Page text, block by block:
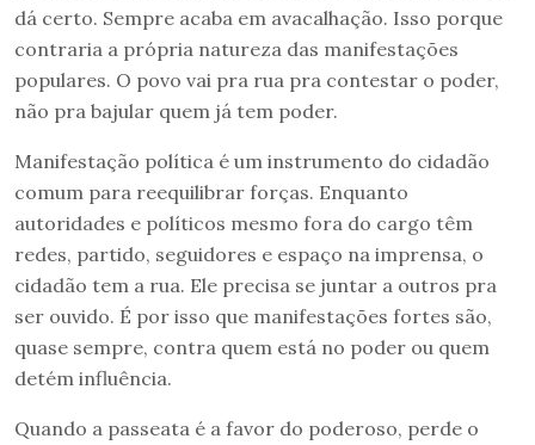
dá certo. Sempre acaba em avacalhação. Isso porque
contraria a própria natureza das manifestações
populares. O povo vai pra rua pra contestar o poder,
não pra bajular quem já tem poder.
Manifestação política é um instrumento do cidadão
comum para reequilibrar forças. Enquanto
autoridades e políticos mesmo fora do cargo têm
redes, partido, seguidores e espaço na imprensa, o
cidadão tem a rua. Ele precisa se juntar a outros pra
ser ouvido. É por isso que manifestações fortes são,
quase sempre, contra quem está no poder ou quem
detém influência.
Quando a passeata é a favor do poderoso, perde o